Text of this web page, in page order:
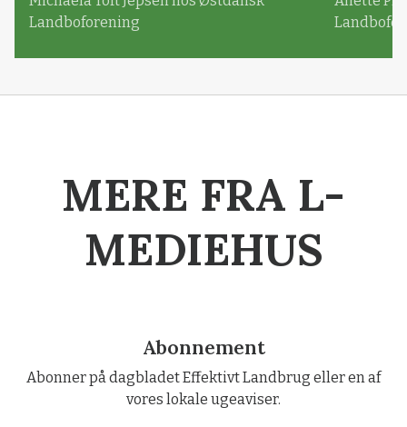
Landboforening
MERE FRA L-
MEDIEHUS
Abonnement
Abonner på dagbladet Effektivt Landbrug eller en af
vores lokale ugeaviser.